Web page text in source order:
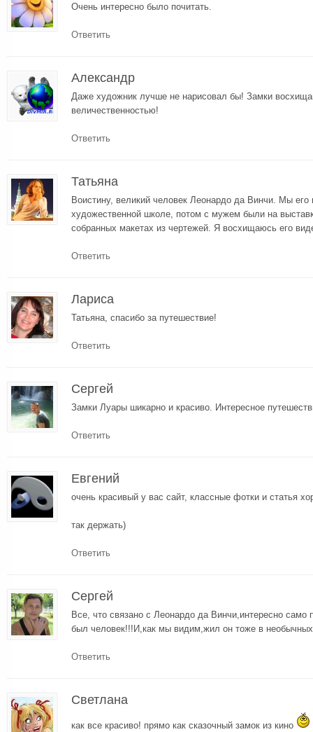
Очень интересно было почитать.
Ответить
Александр
Даже художник лучше не нарисовал бы! Замки
величественностью!
Ответить
Татьяна
Воистину, великий человек Леонардо да Винчи. Мы его
художественной школе, потом с мужем были на
собранных макетах из чертежей. Я восхищаюсь его
Ответить
Лариса
Татьяна, спасибо за путешествие!
Ответить
Сергей
Замки Луары шикарно и красиво. Интересное
Ответить
Евгений
очень красивый у вас сайт, классные фотки и статья
так держать)
Ответить
Сергей
Все, что связано с Леонардо да Винчи,интересно само
был человек!!!И,как мы видим,жил он тоже в
Ответить
Cветлана
как все красиво! прямо как сказочный замок из кино